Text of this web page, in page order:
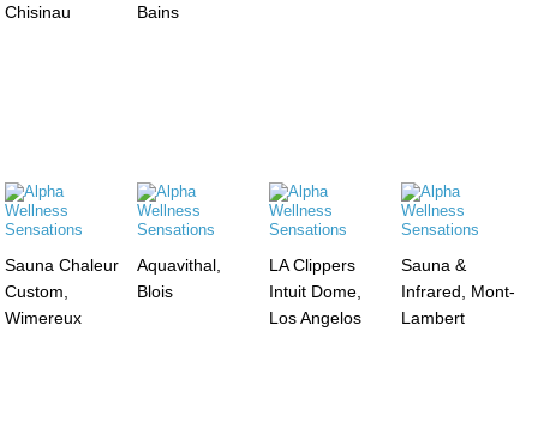
Chisinau
Bains
Sauna Chaleur
Custom,
Wimereux
Aquavithal,
Blois
LA Clippers
Intuit Dome,
Los Angelos
Sauna &
Infrared, Mont-
Lambert